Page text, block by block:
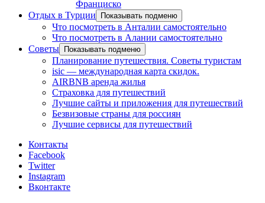
Франциско
Отдых в Турции
Показывать подменю
Что посмотреть в Анталии самостоятельно
Что посмотреть в Алании самостоятельно
Советы
Показывать подменю
Планирование путешествия. Советы туристам
isic — международная карта скидок.
AIRBNB аренда жилья
Страховка для путешествий
Лучшие сайты и приложения для путешествий
Безвизовые страны для россиян
Лучшие сервисы для путешествий
Контакты
Facebook
Twitter
Instagram
Вконтакте